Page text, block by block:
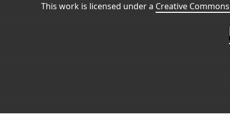
This work is licensed under a Creative